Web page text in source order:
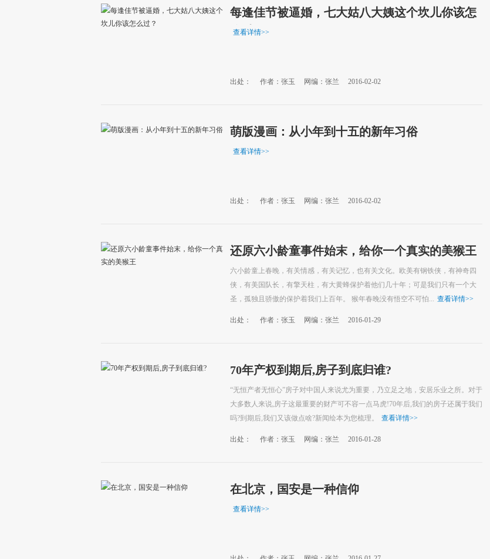
每逢佳节被逼婚，七大姑八大姨这个坎儿你该怎
么过？
查看详情>>
出处： 作者：张玉 网编：张兰 2016-02-02
萌版漫画：从小年到十五的新年习俗
查看详情>>
出处： 作者：张玉 网编：张兰 2016-02-02
还原六小龄童事件始末，给你一个真实的美猴王
六小龄童上春晚，有关情感，有关记忆，也有关文化。欧美有钢铁侠，有神奇四
侠，有美国队长，有擎天柱，有大黄蜂保护着他们几十年；可是我们只有一个大
圣，孤独且骄傲的保护着我们上百年。 猴年春晚没有悟空不可怕...
查看详情>>
出处： 作者：张玉 网编：张兰 2016-01-29
70年产权到期后,房子到底归谁?
“无恒产者无恒心”房子对中国人来说尤为重要，乃立足之地，安居乐业之所。对于
大多数人来说,房子这最重要的财产可不容一点马虎!70年后,我们的房子还属于我们
吗?到期后,我们又该做点啥?新闻绘本为您梳理。
查看详情>>
出处： 作者：张玉 网编：张兰 2016-01-28
在北京，国安是一种信仰
查看详情>>